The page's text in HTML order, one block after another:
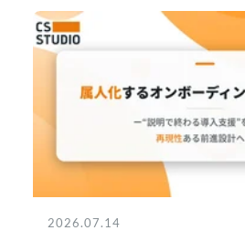
2026.07.14